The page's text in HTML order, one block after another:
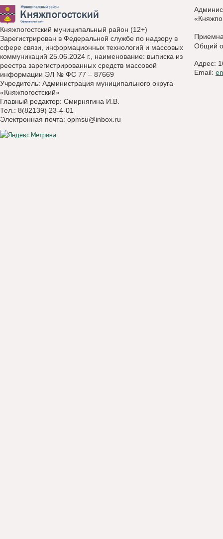
Княжпогостский муниципальный район (12+)
Зарегистрирован в Федеральной службе по надзору в
сфере связи, информационных технологий и массовых
коммуникаций 25.06.2024 г., наименование: выписка из
реестра зарегистрированных средств массовой
информации ЭЛ № ФС 77 – 87669
Учредитель: Администрация муниципального округа
«Княжпогостский»
Главный редактор: Смирнягина И.В.
Тел.: 8(82139) 23-4-01
Электронная почта: opmsu@inbox.ru
Общий
Адрес:
Email: